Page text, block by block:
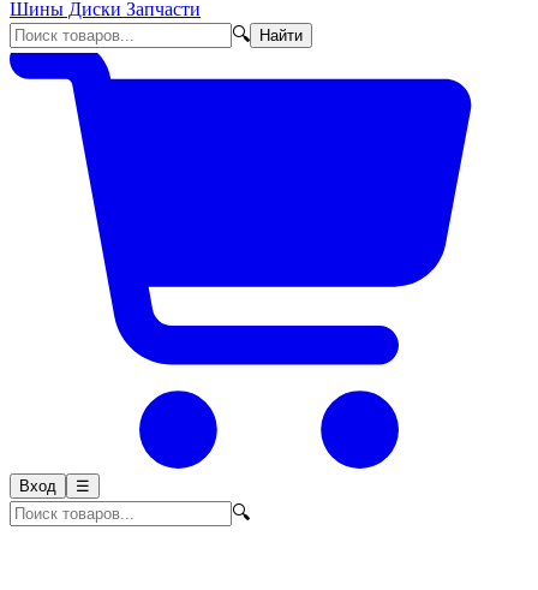
Шины Диски Запчасти
🔍
Найти
Вход ☰
🔍